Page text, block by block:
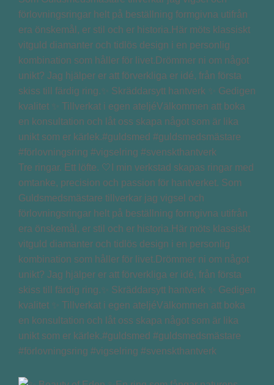
Tre ringar. Ett löfte. 🤍I min verkstad skapas ringar med
omtanke, precision och passion för hantverket. Som
Guldsmedsmästare tillverkar jag vigsel och
förlovningsringar helt på beställning formgivna utifrån
era önskemål, er stil och er historia.Här möts klassiskt
vitguld diamanter och tidlös design i en personlig
kombination som håller för livet.Drömmer ni om något
unikt? Jag hjälper er att förverkliga er idé, från första
skiss till färdig ring.✨ Skräddarsytt hantverk ✨ Gedigen
kvalitet ✨ Tillverkat i egen ateljéVälkommen att boka
en konsultation och låt oss skapa något som är lika
unikt som er kärlek.#guldsmed #guldsmedsmästare
#förlovningsring #vigselring #svenskthantverk